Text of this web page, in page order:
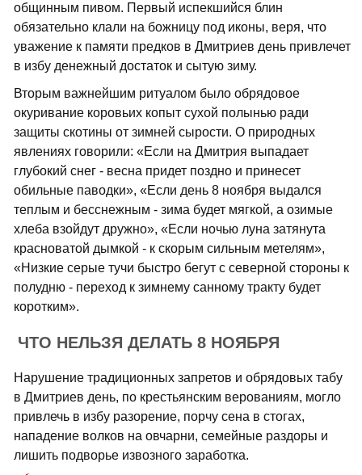
общинным пивом. Первый испекшийся блин
обязательно клали на божницу под иконы, веря, что
уважение к памяти предков в Дмитриев день привлечет
в избу денежный достаток и сытую зиму.
Вторым важнейшим ритуалом было обрядовое
окуривание коровьих копыт сухой полынью ради
защиты скотины от зимней сырости. О природных
явлениях говорили: «Если на Дмитрия выпадает
глубокий снег - весна придет поздно и принесет
обильные паводки», «Если день 8 ноября выдался
теплым и бесснежным - зима будет мягкой, а озимые
хлеба взойдут дружно», «Если ночью луна затянута
красноватой дымкой - к скорым сильным метелям»,
«Низкие серые тучи быстро бегут с северной стороны к
полудню - переход к зимнему санному тракту будет
коротким».
ЧТО НЕЛЬЗЯ ДЕЛАТЬ 8 НОЯБРЯ
Нарушение традиционных запретов и обрядовых табу
в Дмитриев день, по крестьянским верованиям, могло
привлечь в избу разорение, порчу сена в стогах,
нападение волков на овчарни, семейные раздоры и
лишить подворье извозного заработка.